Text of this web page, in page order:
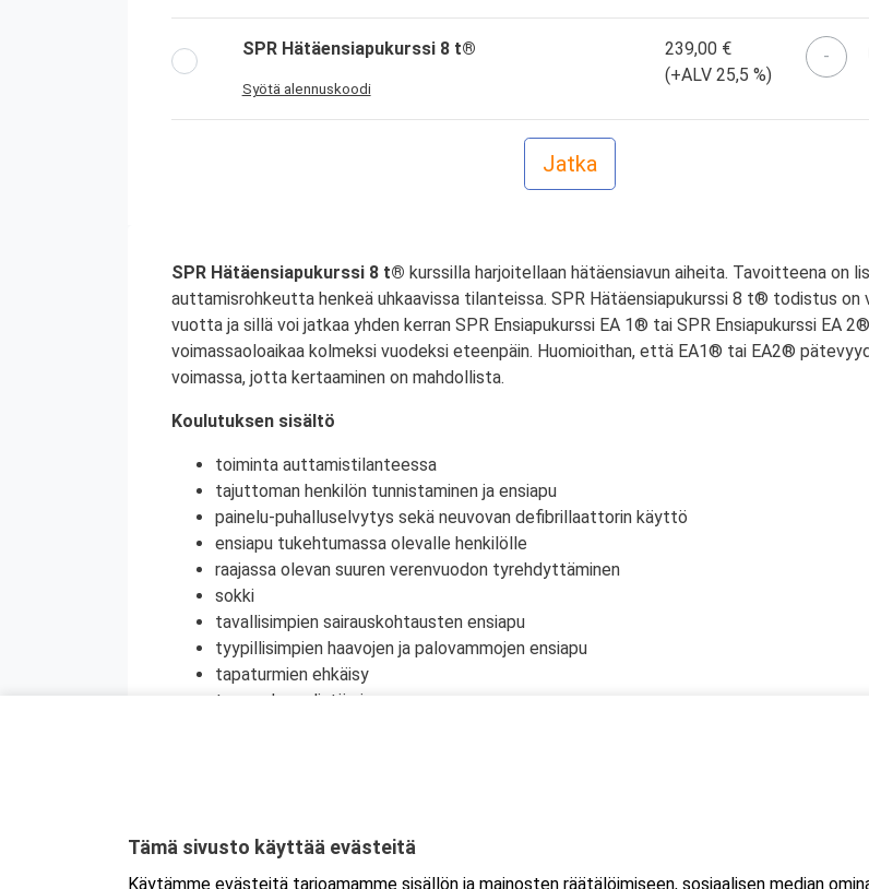
SPR Hätäensiapukurssi 8 t®
Syötä alennuskoodi
239,00 €
(+ALV 25,5 %)
-
SPR Hätäensiapukurssi 8 t® kurssilla harjoitellaan hätäensiavun aiheita. Tavoitteena on
auttamisrohkeutta henkeä uhkaavissa tilanteissa. SPR Hätäensiapukurssi 8 t® todistus on
vuotta ja sillä voi jatkaa yhden kerran SPR Ensiapukurssi EA 1® tai SPR Ensiapukurssi EA 2®
voimassaoloaikaa kolmeksi vuodeksi eteenpäin. Huomioithan, että EA1® tai EA2®
voimassa, jotta kertaaminen on mahdollista.
Koulutuksen sisältö
toiminta auttamistilanteessa
tajuttoman henkilön tunnistaminen ja ensiapu
painelu-puhalluselvytys sekä neuvovan defibrillaattorin käyttö
ensiapu tukehtumassa olevalle henkilölle
raajassa olevan suuren verenvuodon tyrehdyttäminen
sokki
tavallisimpien sairauskohtausten ensiapu
tyypillisimpien haavojen ja palovammojen ensiapu
tapaturmien ehkäisy
terveyden edistäminen
Kyseessä on etäkoulutus.Koulutus tapahtuu Microsoft Teams-sovelluksella. Voit
Tämä sivusto käyttää evästeitä
Käytämme evästeitä tarjoamamme sisällön ja mainosten räätälöimiseen, sosiaalisen median